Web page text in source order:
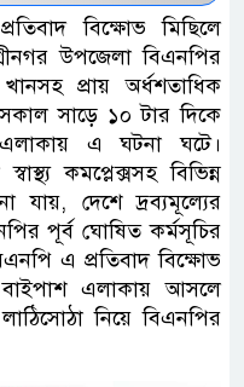
বিক্ষোভ মিছিলে
উপজেলা বিএনপির
প্রায় অর্ধশতাধিক
সাড়ে ১০ টার দিকে
এ ঘটনা ঘটে।
কমপ্লেক্সসহ বিভিন্ন
যায়, দেশে দ্রব্যমূল্যের
পূর্ব ঘোষিত কর্মসূচির
এ প্রতিবাদ বিক্ষোভ
বাইপাশ এলাকায় আসলে
নিয়ে বিএনপির